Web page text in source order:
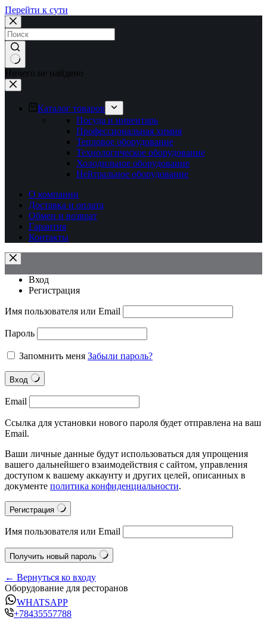
Перейти к сути
Ничего не найдено
Каталог товаров
Посуда и инвентарь
Профессиональная химия
Тепловое оборудование
Технологическое оборудование
Холодильное оборудование
Нейтральное оборудование
О компании
Доставка и оплата
Обмен и возврат
Гарантия
Контакты
Вход
Регистрация
Имя пользователя или Email
Пароль
Запомнить меня Забыли пароль?
Вход
Email
Ссылка для установки нового пароля будет отправлена на ваш
Email.
Ваши личные данные будут использоваться для упрощения
вашего дальнейшего взаимодействия с сайтом, управления
доступом к вашему аккаунту и других целей, описанных в
документе политика конфиденциальности.
Регистрация
Имя пользователя или Email
Получить новый пароль
← Вернуться ко входу
Оборудование для ресторанов
WHATSAPP
+78435557788